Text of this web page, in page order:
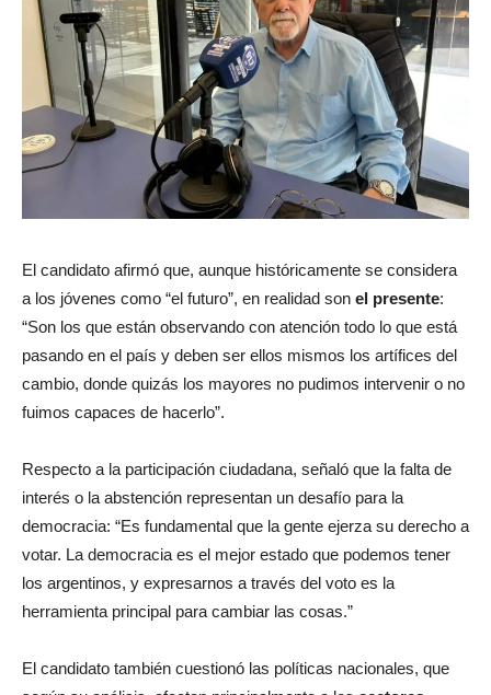
El candidato afirmó que, aunque históricamente se considera
a los jóvenes como “el futuro”, en realidad son el presente:
“Son los que están observando con atención todo lo que está
pasando en el país y deben ser ellos mismos los artífices del
cambio, donde quizás los mayores no pudimos intervenir o no
fuimos capaces de hacerlo”.
Respecto a la participación ciudadana, señaló que la falta de
interés o la abstención representan un desafío para la
democracia: “Es fundamental que la gente ejerza su derecho a
votar. La democracia es el mejor estado que podemos tener
los argentinos, y expresarnos a través del voto es la
herramienta principal para cambiar las cosas.”
El candidato también cuestionó las políticas nacionales, que